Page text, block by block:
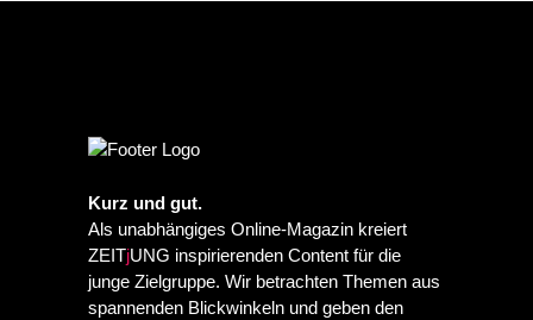
Kurz und gut.
Als unabhängiges Online-Magazin kreiert
ZEITjUNG inspirierenden Content für die
junge Zielgruppe. Wir betrachten Themen aus
spannenden Blickwinkeln und geben den